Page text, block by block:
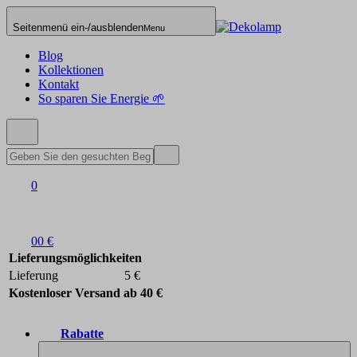
Seitenmenü ein-/ausblendenMenu
Blog
Kollektionen
Kontakt
So sparen Sie Energie 🌱
0
00 €
Lieferungsmöglichkeiten
Lieferung
5 €
Kostenloser Versand ab 40 €
Rabatte